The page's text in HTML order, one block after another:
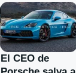
El CEO de